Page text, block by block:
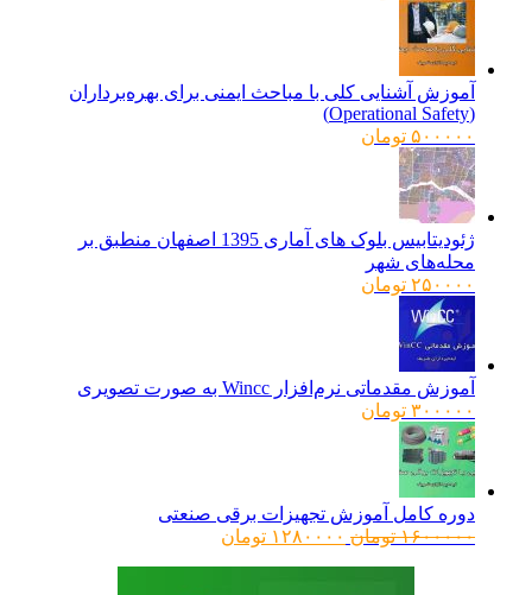
آموزش آشنایی کلی با مباحث ایمنی برای بهره‌برداران
۵۰۰۰۰۰ تومان
ژئودیتابیس بلوک های آماری 1395 اصفهان منطبق بر
محله‌های شهر
۲۵۰۰۰۰ تومان
آموزش مقدماتی نرم‌افزار Wincc به صورت تصویری
۳۰۰۰۰۰ تومان
دوره کامل آموزش تجهیزات برقی صنعتی
۱۶۰۰۰۰۰ تومانقیمت
۱۲۸۰۰۰۰ تومانقیمت